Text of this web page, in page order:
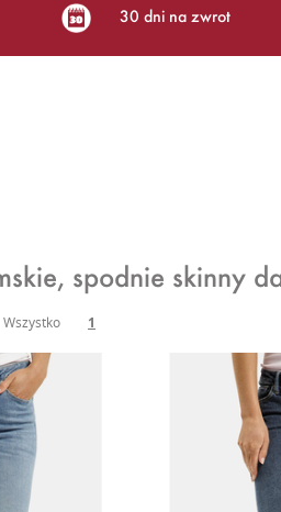
30 dni na zwrot
spodnie skinny
Wszystko 1